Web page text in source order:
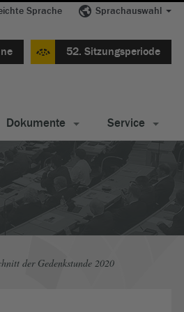
Sprache Sprachauswahl
52. Sitzungsperiode
Dokumente Service
der Gedenkstunde 2020